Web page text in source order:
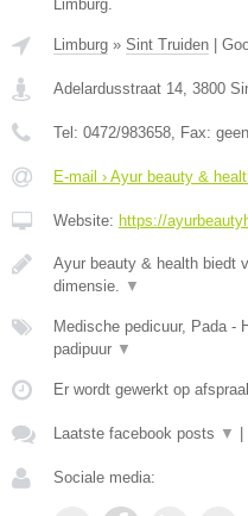
Limburg.
Limburg » Sint Truiden
Adelardusstraat 14, 3800
Tel: 0472/983658, Fax: geen
E-mail › Ayur beauty &
Website: https://
Ayur beauty & health biedt
dimensie. ▼
Medische pedicuur, Pada -
padipuur ▼
Er wordt gewerkt op
Laatste facebook posts ▼
Sociale media: